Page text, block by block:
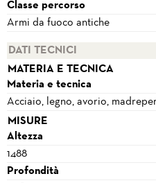
Classe percorso
Armi da fuoco antiche
DATI TECNICI
MATERIA E TECNICA
Materia e tecnica
Acciaio, legno, avorio,
MISURE
Altezza
1488
Profondità